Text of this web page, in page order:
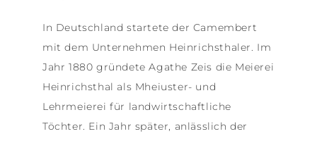
In Deutschland startete der Camembert
mit dem Unternehmen Heinrichsthaler. Im
Jahr 1880 gründete Agathe Zeis die Meierei
Heinrichsthal als Mheiuster- und
Lehrmeierei für landwirtschaftliche
Töchter. Ein Jahr später, anlässlich der